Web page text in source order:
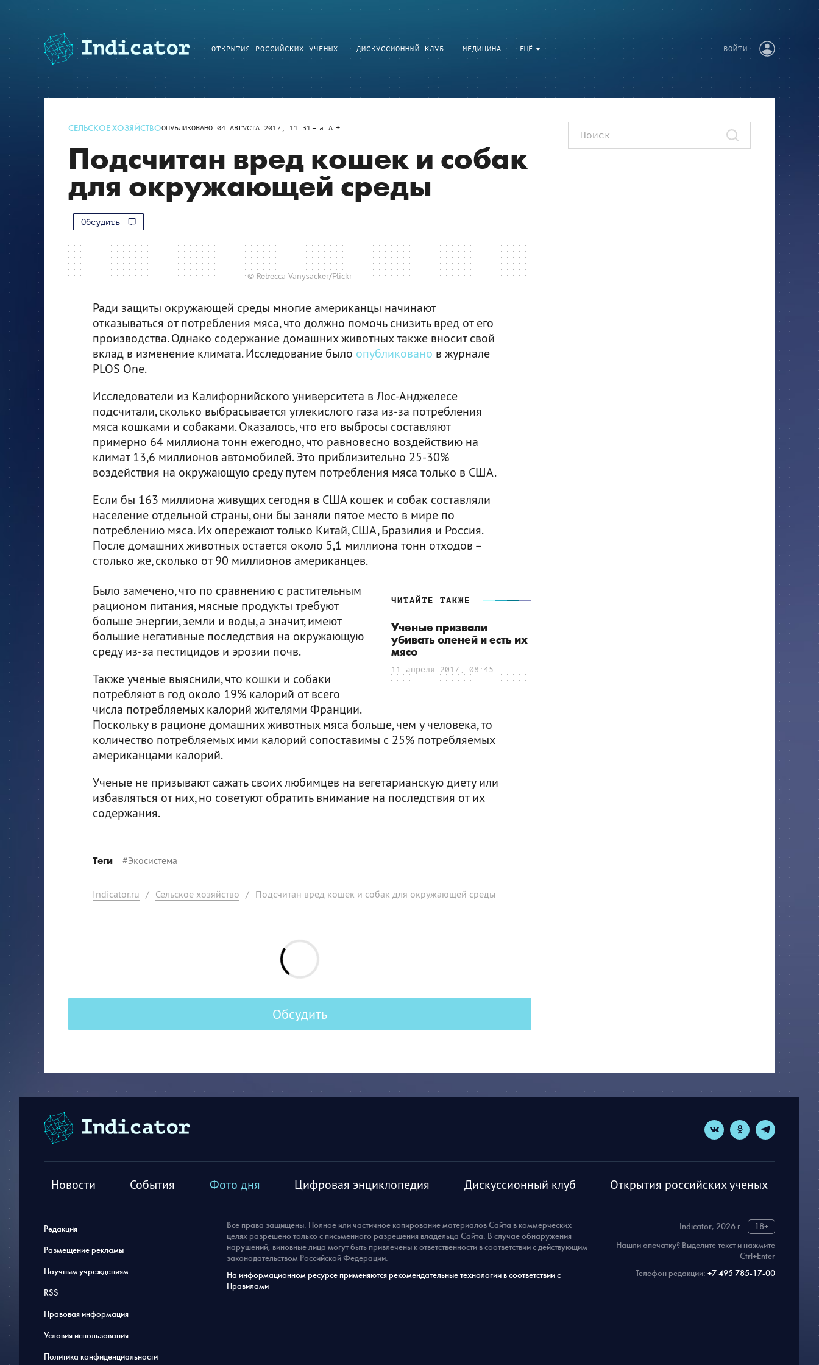
ЕЩЁ
ОТКРЫТИЯ РОССИЙСКИХ УЧЕНЫХ ДИСКУССИОННЫЙ КЛУБ МЕДИЦИНА ВОЙТИ
СЕЛЬСКОЕ ХОЗЯЙСТВООПУБЛИКОВАНО 04 АВГУСТА 2017, 11:31 a A
Подсчитан вред кошек и собак
для окружающей среды
Обсудить
© Rebecca Vanysacker/Flickr
Ради защиты окружающей среды многие американцы начинают
отказываться от потребления мяса, что должно помочь снизить вред от его
производства. Однако содержание домашних животных также вносит свой
вклад в изменение климата. Исследование было опубликовано в журнале
PLOS One.
Исследователи из Калифорнийского университета в Лос-Анджелесе
подсчитали, сколько выбрасывается углекислого газа из-за потребления
мяса кошками и собаками. Оказалось, что его выбросы составляют
примерно 64 миллиона тонн ежегодно, что равновесно воздействию на
климат 13,6 миллионов автомобилей. Это приблизительно 25-30%
воздействия на окружающую среду путем потребления мяса только в США.
Если бы 163 миллиона живущих сегодня в США кошек и собак составляли
население отдельной страны, они бы заняли пятое место в мире по
потреблению мяса. Их опережают только Китай, США, Бразилия и Россия.
После домашних животных остается около 5,1 миллиона тонн отходов –
столько же, сколько от 90 миллионов американцев.
ЧИТАЙТЕ ТАКЖЕ
Ученые призвали
убивать оленей и есть их
мясо
11 апреля 2017, 08:45
Было замечено, что по сравнению с растительным
рационом питания, мясные продукты требуют
больше энергии, земли и воды, а значит, имеют
большие негативные последствия на окружающую
среду из-за пестицидов и эрозии почв.
Также ученые выяснили, что кошки и собаки
потребляют в год около 19% калорий от всего
числа потребляемых калорий жителями Франции.
Поскольку в рационе домашних животных мяса больше, чем у человека, то
количество потребляемых ими калорий сопоставимы с 25% потребляемых
американцами калорий.
Ученые не призывают сажать своих любимцев на вегетарианскую диету или
избавляться от них, но советуют обратить внимание на последствия от их
содержания.
Теги #Экосистема
Indicator.ru / Сельское хозяйство / Подсчитан вред кошек и собак для окружающей среды
Обсудить
Новости События Фото дня Цифровая энциклопедия Дискуссионный клуб Открытия российских ученых
Редакция
Размещение рекламы
Научным учреждениям
RSS
Правовая информация
Условия использования
Политика конфиденциальности
Indicator, 2026 г.
18+
Нашли опечатку? Выделите текст и нажмите
Ctrl+Enter
Телефон редакции: +7 495 785-17-00
Все права защищены. Полное или частичное копирование материалов Сайта в коммерческих
целях разрешено только с письменного разрешения владельца Сайта. В случае обнаружения
нарушений, виновные лица могут быть привлечены к ответственности в соответствии с действующим
законодательством Российской Федерации.
На информационном ресурсе применяются рекомендательные технологии в соответствии с
Правилами